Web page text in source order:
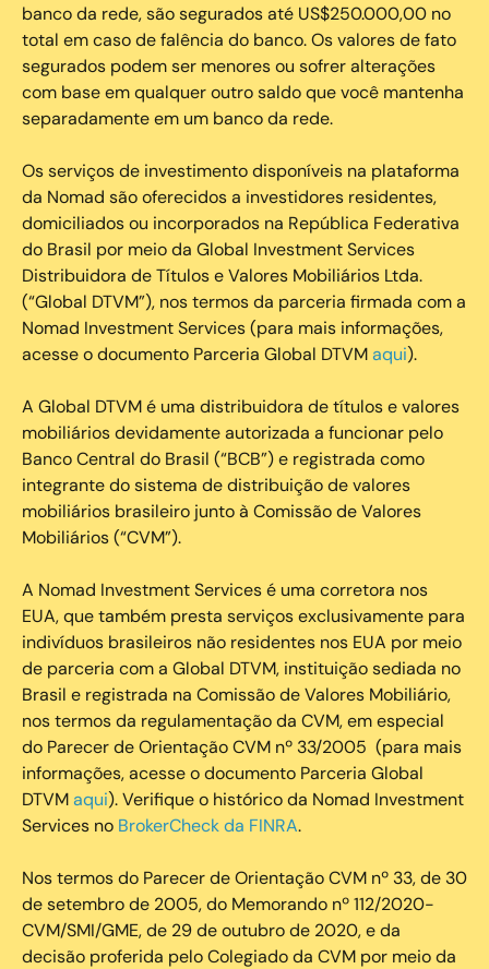
banco da rede, são segurados até US$250.000,00 no
total em caso de falência do banco. Os valores de fato
segurados podem ser menores ou sofrer alterações
com base em qualquer outro saldo que você mantenha
separadamente em um banco da rede.
Os serviços de investimento disponíveis na plataforma
da Nomad são oferecidos a investidores residentes,
domiciliados ou incorporados na República Federativa
do Brasil por meio da Global Investment Services
Distribuidora de Títulos e Valores Mobiliários Ltda.
(“Global DTVM”), nos termos da parceria firmada com a
Nomad Investment Services (para mais informações,
acesse o documento Parceria Global DTVMaqui).
A Global DTVM é uma distribuidora de títulos e valores
mobiliários devidamente autorizada a funcionar pelo
Banco Central do Brasil (“BCB”) e registrada como
integrante do sistema de distribuição de valores
mobiliários brasileiro junto à Comissão de Valores
Mobiliários (“CVM”).
‍A Nomad Investment Services é uma corretora nos
EUA, que também presta serviços exclusivamente para
indivíduos brasileiros não residentes nos EUA por meio
de parceria com a Global DTVM, instituição sediada no
Brasil e registrada na Comissão de Valores Mobiliário,
nos termos da regulamentação da CVM, em especial
do Parecer de Orientação CVM nº 33/2005 (para mais
informações, acesse o documento Parceria Global
DTVMaqui). Verifique o histórico da Nomad Investment
Services no BrokerCheck da FINRA.
Nos termos do Parecer de Orientação CVM nº 33, de 30
de setembro de 2005, do Memorando nº 112/2020-
CVM/SMI/GME, de 29 de outubro de 2020, e da
decisão proferida pelo Colegiado da CVM por meio da